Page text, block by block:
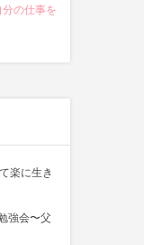
の仕事を
楽に生き
強会〜父